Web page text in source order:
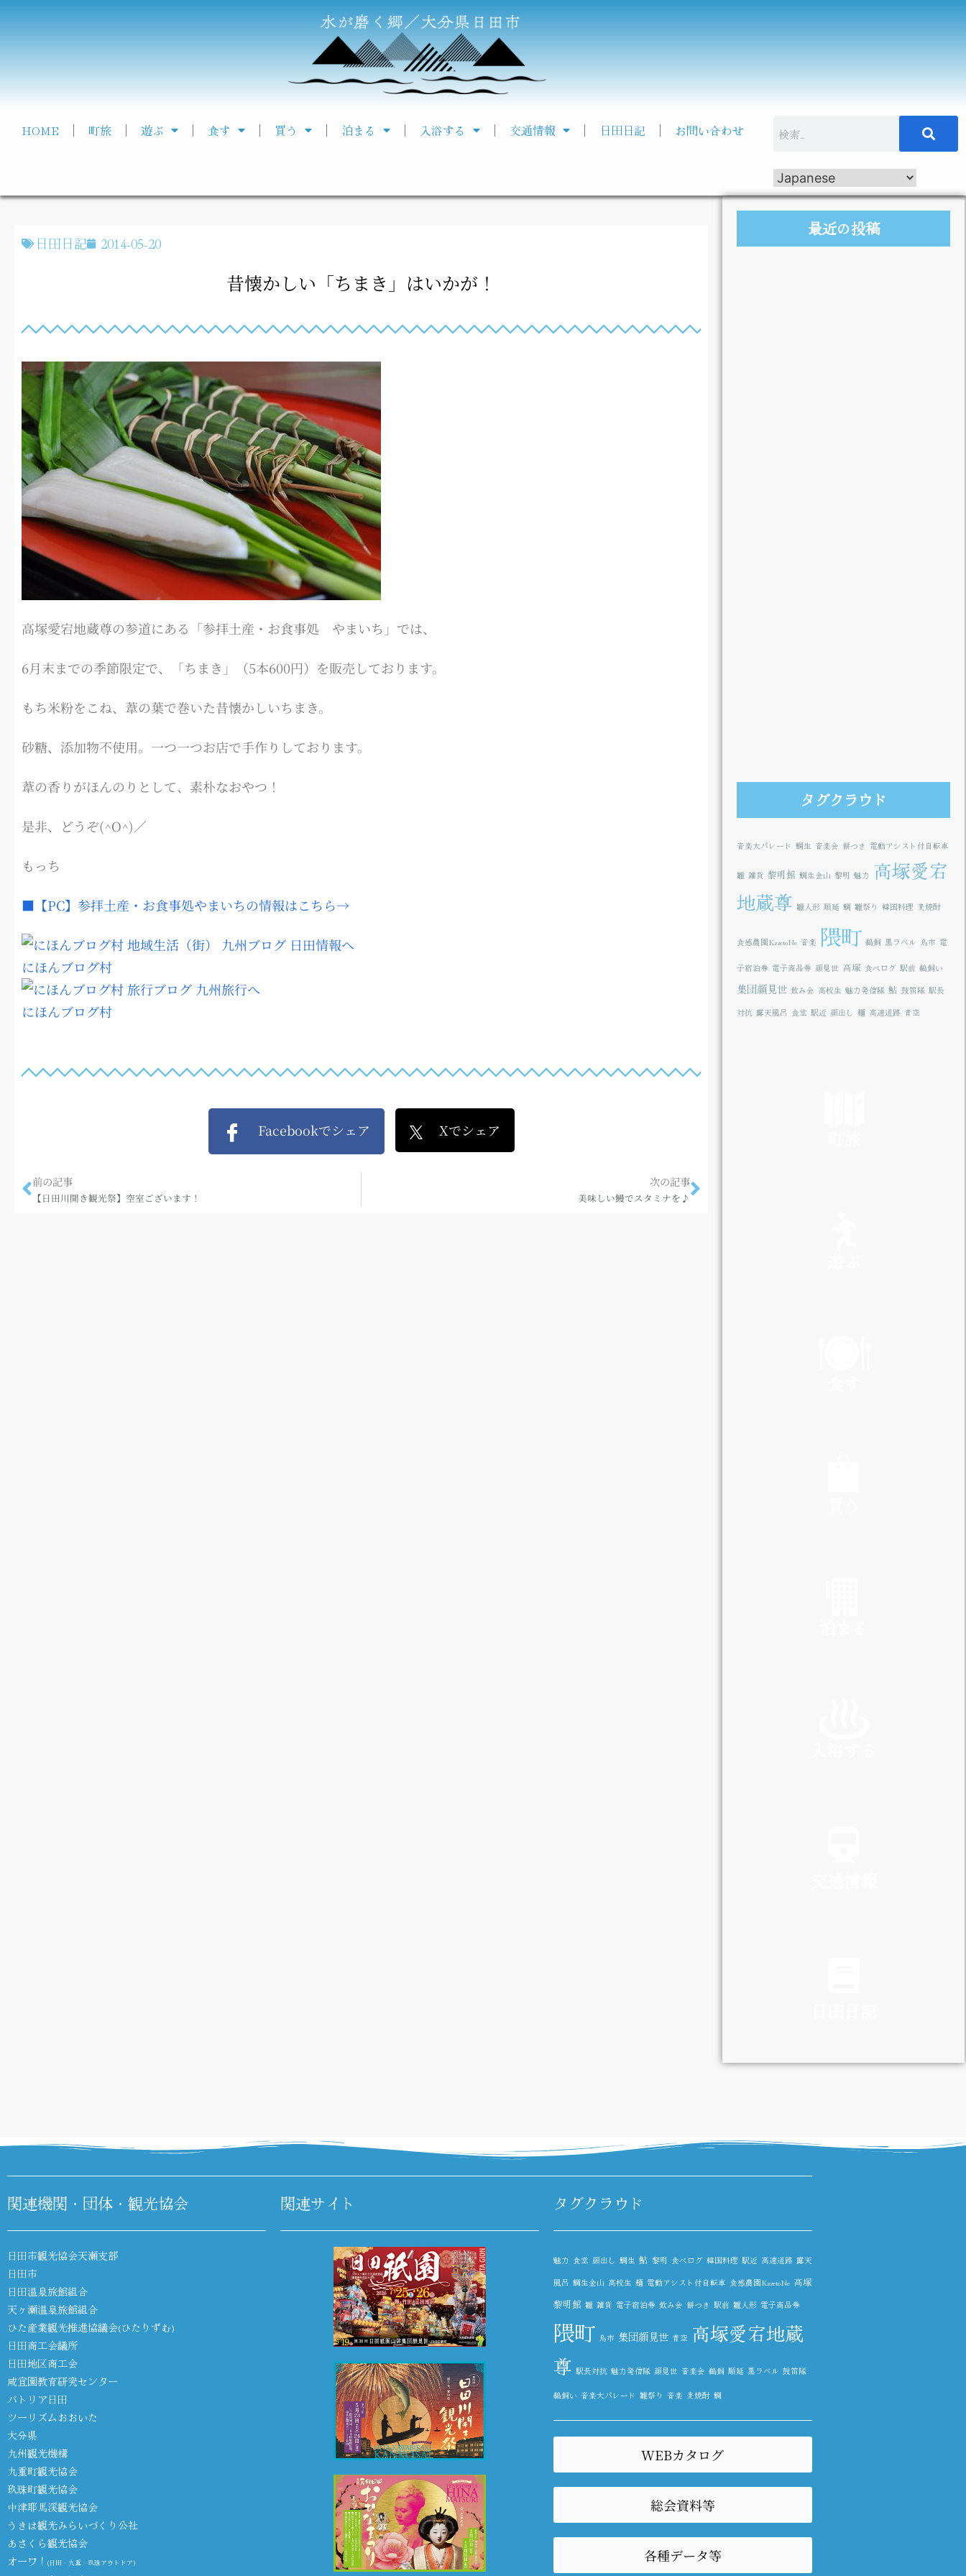
HOME 町旅 遊ぶ 食す 買う 泊まる 入浴する 交通情報 日田日記 お問い合わせ
日田日記 2014-05-20
昔懐かしい「ちまき」はいかが！
高塚愛宕地蔵尊の参道にある「参拝土産・お食事処 やまいち」では、
6月末までの季節限定で、「ちまき」（5本600円）を販売しております。
もち米粉をこね、葦の葉で巻いた昔懐かしいちまき。
砂糖、添加物不使用。一つ一つお店で手作りしております。
葦の香りがほんのりとして、素朴なおやつ！
是非、どうぞ(^O^)／
もっち
■【PC】参拝土産・お食事処やまいちの情報はこちら→
にほんブログ村
にほんブログ村
Facebookでシェア Xでシェア
前の記事
【日田川開き観光祭】空室ございます！
次の記事
美味しい鰻でスタミナを♪
最近の投稿
タグクラウド
音楽大パレード 鯛生 音楽会 餅つき 電動アシスト付自転車
雛 雑貨 黎明館 鯛生金山 黎明 魅力 高塚愛宕
地蔵尊 雛人形 順延 鯛 雛祭り 韓国料理 麦焼酎
食感農園KazetoNe 音楽 隈町 鵜飼 黒ラベル 鳥市 電
子宿泊券 電子商品券 顔見世 高塚 食べログ 駅前 鵜飼い
集団顔見世 飲み会 高校生 魅力発信隊 鮎 鼓笛隊 駅長
対抗 露天風呂 食堂 駅近 顔出し 麺 高速道路 青空
DIARY
関連機関・団体・観光協会
日田市観光協会天瀬支部
日田市
日田温泉旅館組合
天ヶ瀬温泉旅館組合
ひた産業観光推進協議会(ひたりずむ)
日田商工会議所
日田地区商工会
咸宜園教育研究センター
パトリア日田
ツーリズムおおいた
大分県
九州観光機構
九重町観光協会
玖珠町観光協会
中津耶馬渓観光協会
うきは観光みらいづくり公社
あさくら観光協会
オーワ！ (日田・九重・玖珠アウトドア)
関連サイト タグクラウド
魅力 食堂 顔出し 鯛生 鮎 黎明 食べログ 韓国料理 駅近 高速道路 露天
風呂 鯛生金山 高校生 麺 電動アシスト付自転車 食感農園KazetoNe 高塚
黎明館 雛 雑貨 電子宿泊券 飲み会 餅つき 駅前 雛人形 電子商品券
隈町 鳥市 集団顔見世 青空 高塚愛宕地蔵
尊 駅長対抗 魅力発信隊 顔見世 音楽会 鵜飼 順延 黒ラベル 鼓笛隊
鵜飼い 音楽大パレード 雛祭り 音楽 麦焼酎 鯛
WEBカタログ
総会資料等
各種データ等